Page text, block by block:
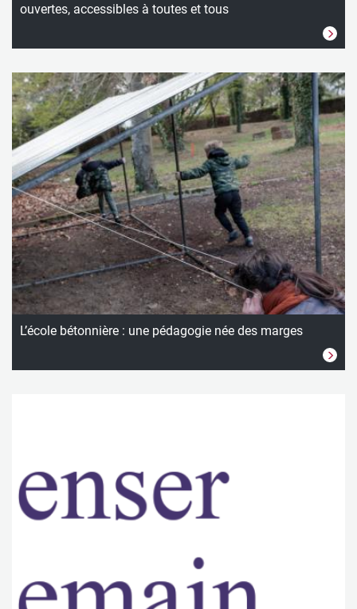
ouvertes, accessibles à toutes et tous
L’école bétonnière : une pédagogie née des marges